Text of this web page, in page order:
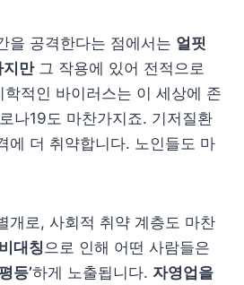
을 공격한다는 점에서는 얼핏
지만그 작용에 있어 전적으로
적인 바이러스는 이 세상에 존
나19도 마찬가지죠. 기저질환
에 더 취약합니다. 노인들도 마
개로, 사회적 취약 계층도 마찬
대칭으로 인해 어떤 사람들은
등’하게 노출됩니다. 자영업을